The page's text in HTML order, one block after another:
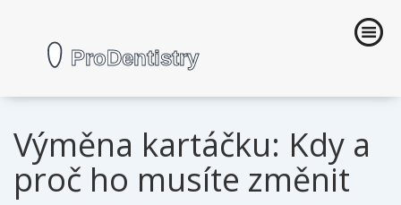
Výměna kartáčku: Kdy a
proč ho musíte změnit